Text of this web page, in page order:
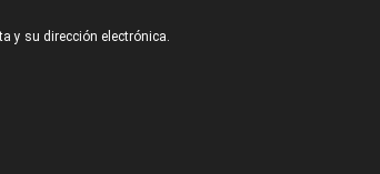
y su dirección electrónica.